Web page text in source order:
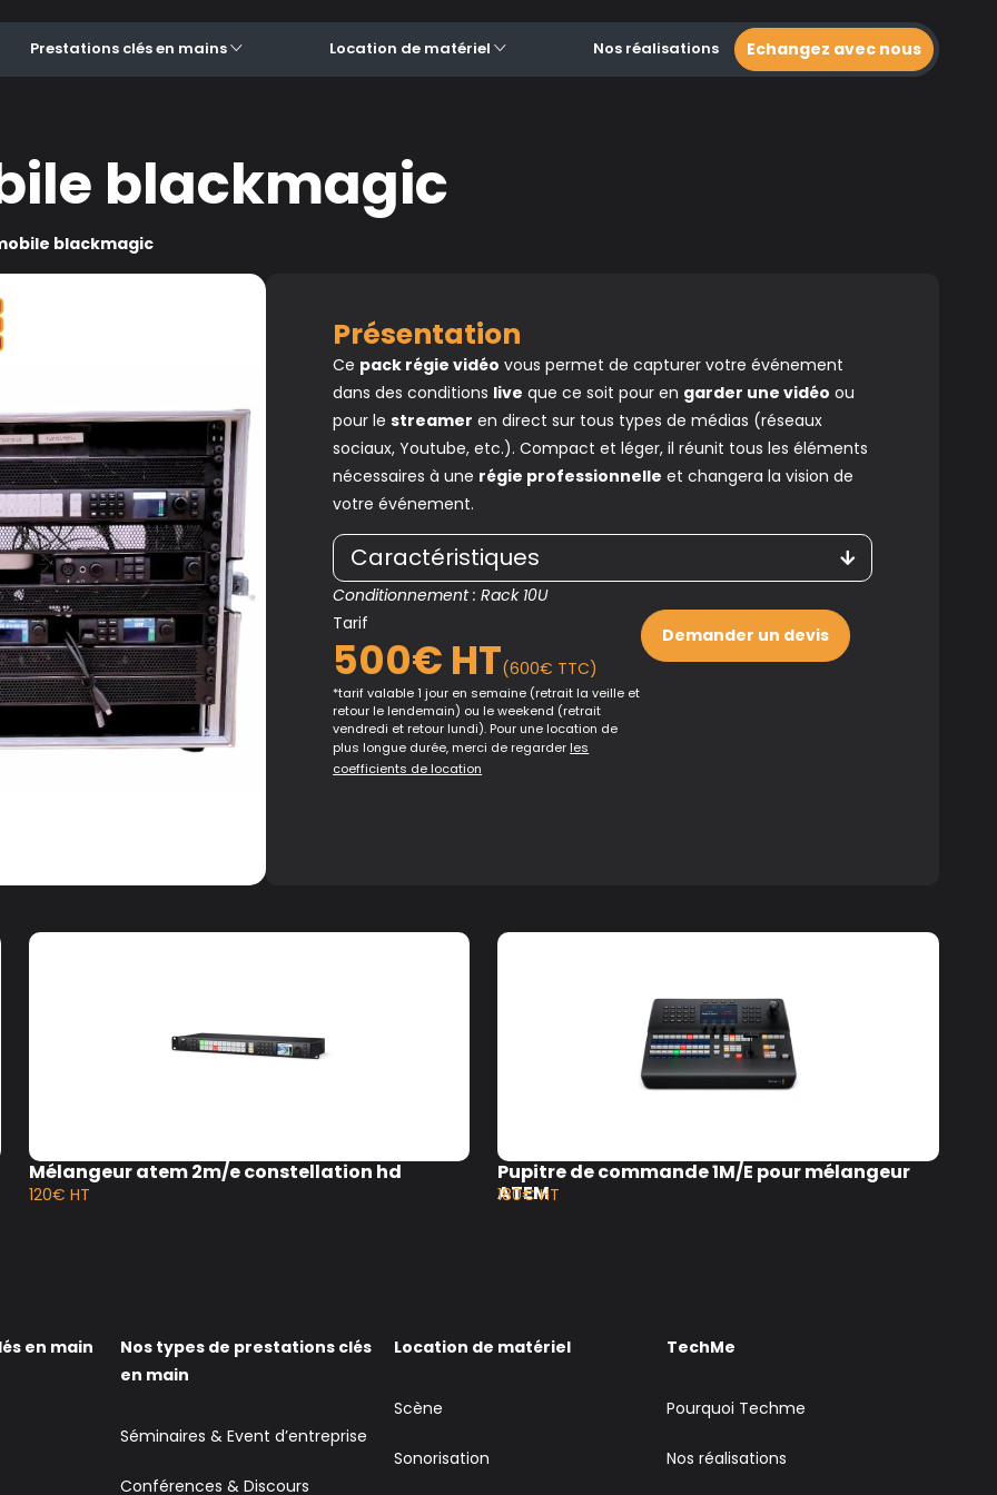
Prestations clés en mains Location de matériel Nos réalisations Echangez avec nous
blackmagic
blackmagic
Présentation
Ce pack régie vidéo vous permet de capturer votre événement
dans des conditions live que ce soit pour en garder une vidéo ou
pour lestreamer en direct sur tous types de médias (réseaux
sociaux, Youtube, etc.). Compact et léger, il réunit tous les éléments
nécessaires à une régie professionnelle et changera la vision de
votre événement.
Caractéristiques
Conditionnement : Rack 10U
Tarif
500€ HT(600€ TTC)
*tarif valable 1 jour en semaine (retrait la veille et
retour le lendemain) ou le weekend (retrait
vendredi et retour lundi). Pour une location de
plus longue durée, merci de regarder les
coefficients de location
Demander un devis
Mélangeur atem 2m/e constellation hd
120€ HT
Pupitre de commande 1M/E pour mélangeur
ATEM
180€ HT
en main
Nos types de prestations clés
en main
Séminaires & Event d’entreprise
Conférences & Discours
Location de matériel
Scène
Sonorisation
TechMe
Pourquoi Techme
Nos réalisations